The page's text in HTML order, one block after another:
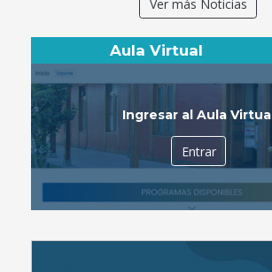
Ver más Noticias
Aula Virtual
Ingresar al Aula Virtual
Entrar